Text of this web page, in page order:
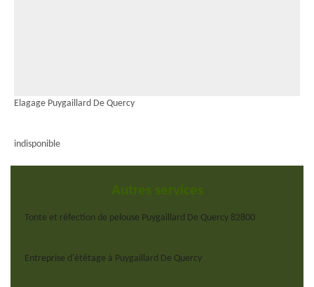
Elagage Puygaillard De Quercy
indisponible
Autres services
Tonte et réfection de pelouse Puygaillard De Quercy 82800
Entreprise d'étêtage à Puygaillard De Quercy